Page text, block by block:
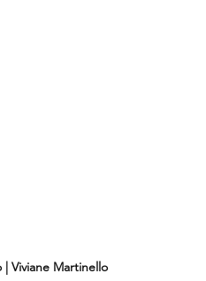
Viviane Martinello